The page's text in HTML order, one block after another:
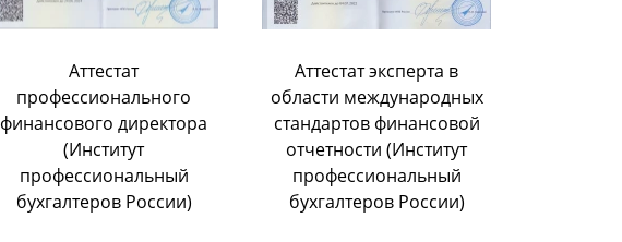
Аттестат
профессионального
финансового директора
(Институт
профессиональный
бухгалтеров России)
Аттестат эксперта в
области международных
стандартов финансовой
отчетности (Институт
профессиональный
бухгалтеров России)